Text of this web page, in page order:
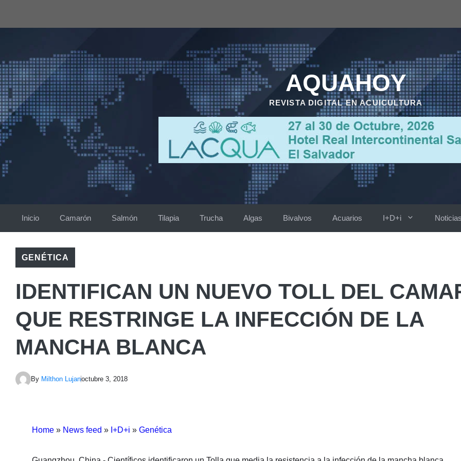
AQUAHOY
REVISTA DIGITAL EN ACUICULTURA
Inicio Camarón Salmón Tilapia Trucha Algas Bivalvos Acuarios I+D+i
GENÉTICA
IDENTIFICAN UN NUEVO TOLL DEL
QUE RESTRINGE LA INFECCIÓN DE LA
MANCHA BLANCA
By Milthon Lujanoctubre 3, 2018
Home » News feed » I+D+i » Genética